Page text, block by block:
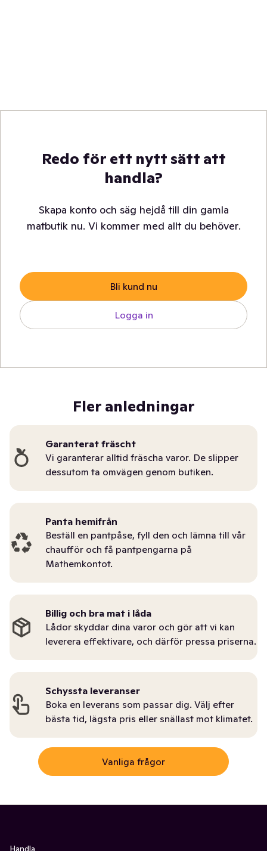
Redo för ett nytt sätt att
handla?
Skapa konto och säg hejdå till din gamla
matbutik nu. Vi kommer med allt du behöver.
Bli kund nu
Logga in
Fler anledningar
Garanterat fräscht
Vi garanterar alltid fräscha varor. De slipper
dessutom ta omvägen genom butiken.
Panta hemifrån
Beställ en pantpåse, fyll den och lämna till vår
chaufför och få pantpengarna på
Mathemkontot.
Billig och bra mat i låda
Lådor skyddar dina varor och gör att vi kan
leverera effektivare, och därför pressa priserna.
Schyssta leveranser
Boka en leverans som passar dig. Välj efter
bästa tid, lägsta pris eller snällast mot klimatet.
Vanliga frågor
Handla